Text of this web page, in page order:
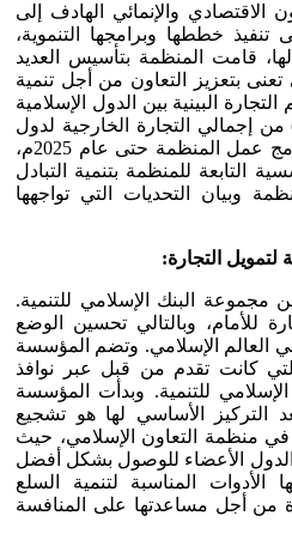
والإنمائي الهادف إلى
خططها وبرامجها التنموية،
قامت المنظمة بتأسيس العديد
بتعزيز التعاون من أجل تنمية
البينية بين الدول الإسلامية
بها إلى نسبة (25%) من إجمالي التجارة الخارجية لدول
المنظمة وفق ما جاء في برنامج عمل المنظمة حتى عام 2025م،
التابعة للمنظمة بتنمية التبادل
وبيان التحديات التي تواجهها
لتمويل التجارة:
البنك الإسلامي للتنمية.
للأمام، وبالتالي تحسين الوضع
العالم الإسلامي. وتضم المؤسسة
كانت تقدم من قبل عبر نوافذ
للتنمية. وبدأت المؤسسة
2008م، ويُعد التركيز الأساسي لها هو تشجيع
في منظمة التعاون الإسلامي، حيث
الأعضاء للوصول بشكل أفضل
الأدوات المناسبة لتنمية السلع
من أجل مساعدتها على المنافسة